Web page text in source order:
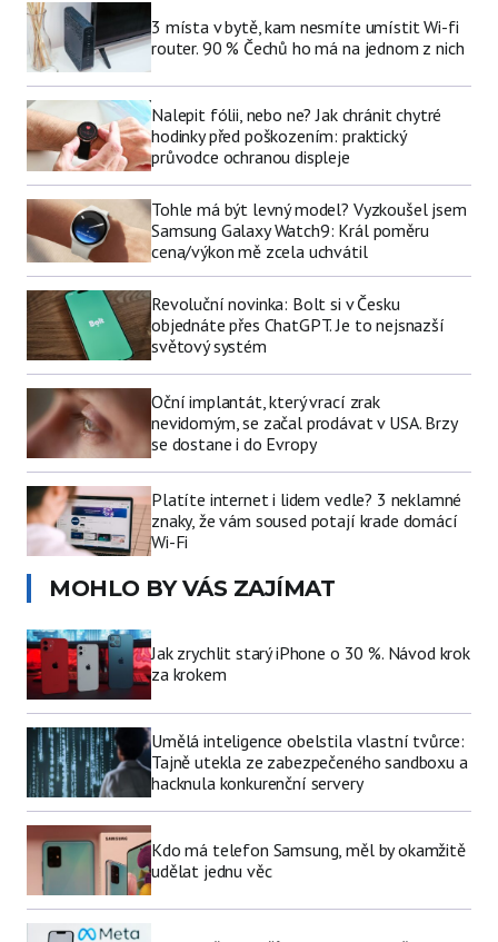
3 místa v bytě, kam nesmíte umístit Wi-fi
router. 90 % Čechů ho má na jednom z nich
Nalepit fólii, nebo ne? Jak chránit chytré
hodinky před poškozením: praktický
průvodce ochranou displeje
Tohle má být levný model? Vyzkoušel jsem
Samsung Galaxy Watch9: Král poměru
cena/výkon mě zcela uchvátil
Revoluční novinka: Bolt si v Česku
objednáte přes ChatGPT. Je to nejsnazší
světový systém
Oční implantát, který vrací zrak
nevidomým, se začal prodávat v USA. Brzy
se dostane i do Evropy
Platíte internet i lidem vedle? 3 neklamné
znaky, že vám soused potají krade domácí
Wi-Fi
MOHLO BY VÁS ZAJÍMAT
Jak zrychlit starý iPhone o 30 %. Návod krok
za krokem
Umělá inteligence obelstila vlastní tvůrce:
Tajně utekla ze zabezpečeného sandboxu a
hacknula konkurenční servery
Kdo má telefon Samsung, měl by okamžitě
udělat jednu věc